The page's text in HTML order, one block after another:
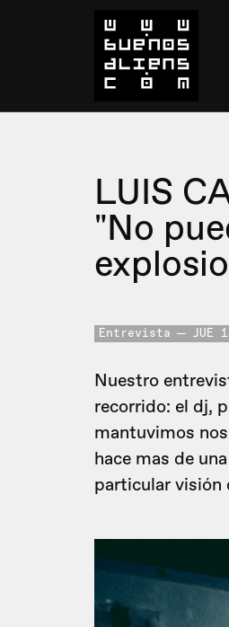
LUIS
"No
Entrevista JUE
Nuestro
recorrido: el dj,
mantuvimos
hace mas de
particular visión